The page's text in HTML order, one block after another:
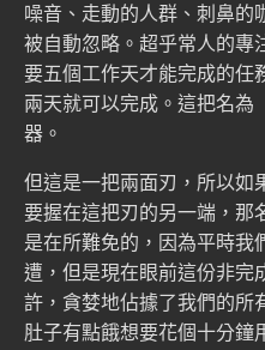
噪音、走動的人群、刺鼻的
被自動忽略。超乎常人的專
要五個工作天才能完成的任
兩天就可以完成。這把名為
器。
但這是一把兩面刃，所以如
要握在這把刃的另一端，那
是在所難免的，因為平時我
遭，但是現在眼前這份非完
許，貪婪地佔據了我們的所
肚子有點餓想要花個十分鐘